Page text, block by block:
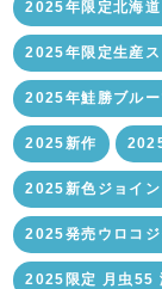
2025年限定北海
2025年限定生産
2025年鮭勝ブル
2025新作
2025新色ジョイン
2025発売ウロコ
2025限定 月虫55